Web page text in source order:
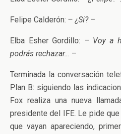
Felipe Calderón: –¿Si?–
Elba Esher Gordillo: – Voy a
podrás rechazar… –
Terminada la conversación
Plan B: siguiendo las
Fox realiza una nueva
presidente del IFE. Le pide que
que vayan apareciendo,